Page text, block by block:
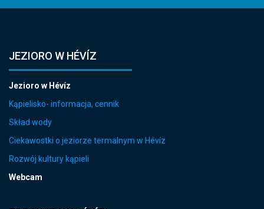
JEZIORO W HÉVÍZ
Jezioro w Hévíz
Kąpielisko- informacja, cennik
Skład wody
Ciekawostki o jeziorze termalnym w Hévíz
Rozwój kultury kąpieli
Webcam